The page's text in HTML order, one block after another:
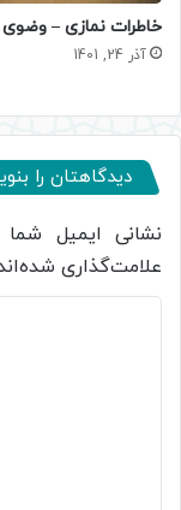
خاطرات نمازی –
آذر 24, 1401
دیدگاهتان را
نشانی ایمیل
علامت‌گذاری